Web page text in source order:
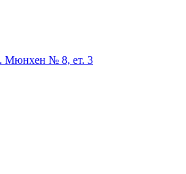
Мюнхен № 8, eт. 3